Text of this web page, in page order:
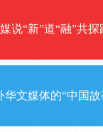
说“新”道“融”共探
华文媒体的“中国故